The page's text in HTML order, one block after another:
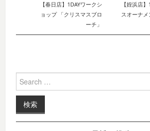
Post navigation
【春日店】1DAYワークシ
ョップ 「クリスマスブロ
ーチ」
【姪浜店
スオーナメ
Search for: